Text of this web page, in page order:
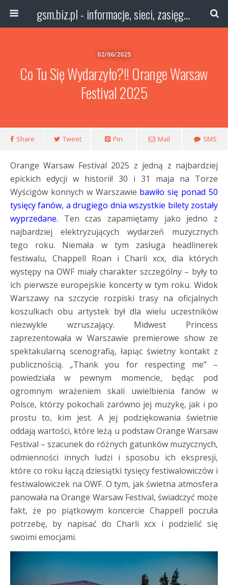
gsm.biz.pl - informacje, sieci, zasięg technologie
02/06/2025
Co Tu Się Wydarzyło?!! Orange Warsaw
Festival 2025
Share Tweet Pin Mail SMS
Orange Warsaw Festival 2025 z jedną z najbardziej
epickich edycji w historii! 30 i 31 maja na Torze
Wyścigów konnych w Warszawie bawiło się ponad 50
tysięcy fanów, a drugiego dnia wszystkie bilety zostały
wyprzedane. Ten czas zapamiętamy jako jedno z
najbardziej elektryzujących wydarzeń muzycznych
tego roku. Niemała w tym zasługa headlinerek
festiwalu, Chappell Roan i Charli xcx, dla których
występy na OWF miały charakter szczególny – były to
ich pierwsze europejskie koncerty w tym roku. Widok
Warszawy na szczycie rozpiski trasy na oficjalnych
koszulkach obu artystek był dla wielu uczestników
niezwykle wzruszający. Midwest Princess
zaprezentowała w Warszawie premierowe show ze
spektakularną scenografią, łapiąc świetny kontakt z
publicznością. „Thank you for respecting me” –
powiedziała w pewnym momencie, będąc pod
ogromnym wrażeniem skali uwielbienia fanów w
Polsce, którzy pokochali zarówno jej muzykę, jak i po
prostu to, kim jest. A jej podziękowania świetnie
oddają wartości, które leżą u podstaw Orange Warsaw
Festival – szacunek do różnych gatunków muzycznych,
odmienności innych ludzi i sposobu ich ekspresji,
które co roku łączą dziesiątki tysięcy festiwalowiczów i
festiwalowiczek na OWF. O tym, jak świetna atmosfera
panowała na Orange Warsaw Festival, świadczyć może
fakt, że po piątkowym koncercie Chappell poczuła
potrzebę, by napisać do Charli xcx i podzielić się
swoimi emocjami.